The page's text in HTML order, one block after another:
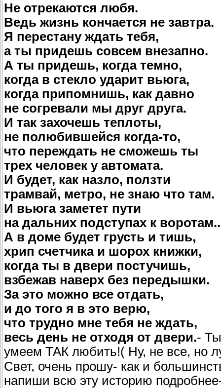
Не отрекаются любя.
Ведь жизнь кончается не завтра.
Я перестану ждать тебя,
а ты придешь совсем внезапно.
А ты придешь, когда темно,
когда в стекло ударит вьюга,
когда припомнишь, как давно
не согревали мы друг друга.
И так захочешь теплоты,
не полюбившейся когда-то,
что переждать не сможешь ты
трех человек у автомата.
И будет, как назло, ползти
трамвай, метро, не знаю что там.
И вьюга заметет пути
на дальних подступах к
А в доме будет грусть и тишь,
хрип счетчика и шорох книжки,
когда ты в двери постучишь,
взбежав наверх без передышки.
За это можно все отдать,
и до того я в это верю,
что трудно мне тебя не ждать,
весь день не отходя от двери.-
умеем ТАК любить!( Ну, не все, но
Свет, очень прошу- как и
напиши всю эту историю